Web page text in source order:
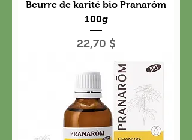
Beurre de karité bio Pranarôm
100g
Prix
22,70 $